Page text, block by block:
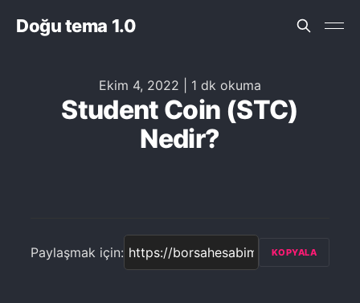
Doğu tema 1.0
Ekim 4, 2022 1 dk okuma
Student Coin (STC)
Nedir?
Paylaşmak için: KOPYALA